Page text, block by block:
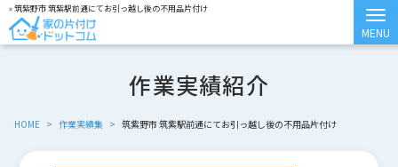
» 筑紫野市 筑紫駅前通にてお引っ越し後の不用品片付け
作業実績紹介
HOME > 作業実績集 > 筑紫野市 筑紫駅前通にてお引っ越し後の不用品片付け